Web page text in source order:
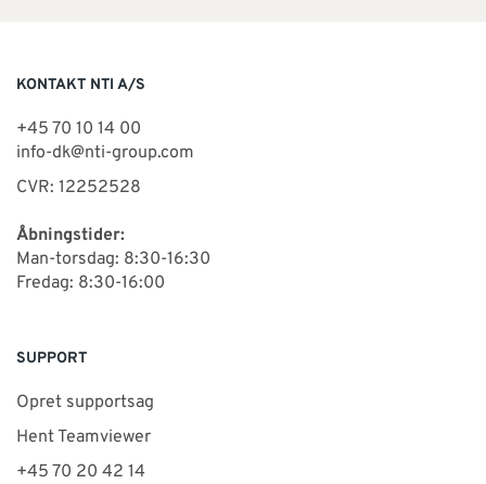
KONTAKT NTI A/S
+45 70 10 14 00
info-dk@nti-group.com
CVR: 12252528
Åbningstider:
Man-torsdag: 8:30-16:30
Fredag: 8:30-16:00
SUPPORT
Opret supportsag
Hent Teamviewer
+45 70 20 42 14